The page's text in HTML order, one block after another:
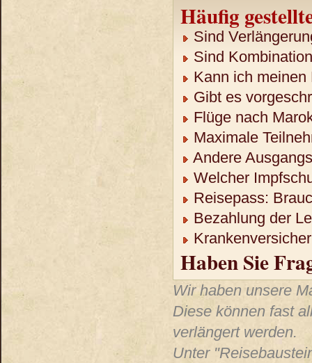
Häufig
Sind
Sind
Kann ich meinen
Gibt es
Flüge nach
Maximale
Andere
Welcher
Reisepass:
Bezahlung der
Haben Sie
Wir haben unsere
Diese können fast
verlängert werden.
Unter